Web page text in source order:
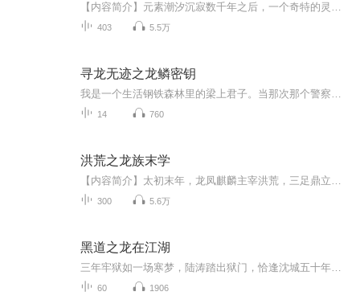
403 5.5万
寻龙无迹之龙鳞密钥
14 760
洪荒之龙族末学
300 5.6万
黑道之龙在江湖
60 1906